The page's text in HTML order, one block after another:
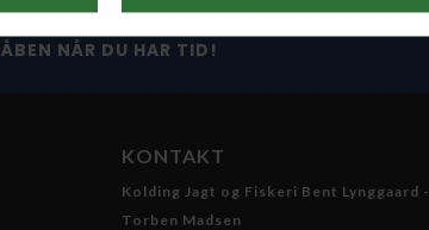
ÅBEN NÅR DU HAR TID!
KONTAKT
Kolding Jagt og Fiskeri Bent Lynggaard -
Torben Madsen